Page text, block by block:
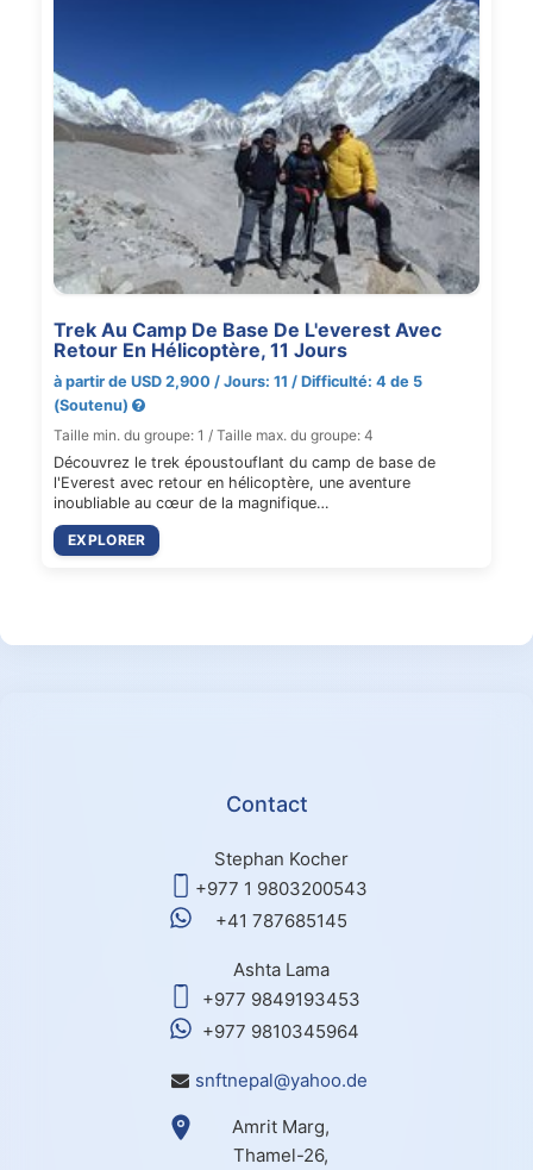
Trek Au Camp De Base De L'everest Avec
Retour En Hélicoptère, 11 Jours
à partir de USD 2,900 / Jours: 11 / Difficulté: 4 de 5
(Soutenu)
Taille min. du groupe: 1 / Taille max. du groupe: 4
Découvrez le trek époustouflant du camp de base de
l'Everest avec retour en hélicoptère, une aventure
inoubliable au cœur de la magnifique…
EXPLORER
Contact
Stephan Kocher
+977 1 9803200543
+41 787685145
Ashta Lama
+977 9849193453
+977 9810345964
snftnepal@yahoo.de
Amrit Marg,
Thamel-26,